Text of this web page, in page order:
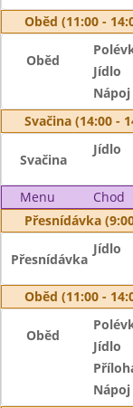
Oběd (11:00 -
Oběd
Jídlo
Nápoj
Svačina (14:00 -
Svačina
Jídlo
Menu Chod
Přesnídávka
Přesnídávka
Jídlo
Oběd (11:00 -
Oběd
Jídlo
Nápoj